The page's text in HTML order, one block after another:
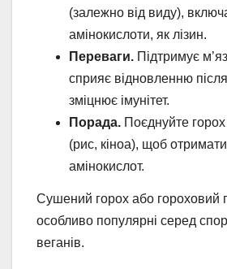
(залежно від виду),
амінокислоти, як лізин.
Переваги. Підтримує
сприяє відновленню
зміцнює імунітет.
Порада. Поєднуйте
(рис, кіноа), щоб
амінокислот.
Сушений горох або гороховий
особливо популярні серед
веганів.